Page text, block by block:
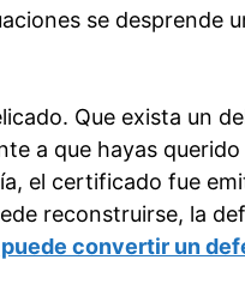
se desprende
Que exista un
a que hayas
el certificado fue
reconstruirse, la
convertir un